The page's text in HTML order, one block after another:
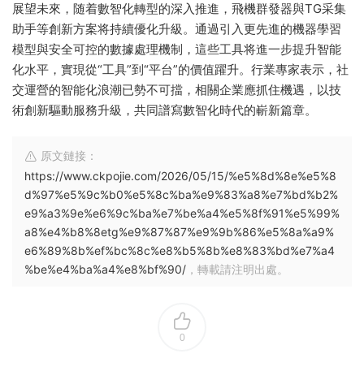
展望未來，随着數智化轉型的深入推進，飛機群發器與TG采集
助手等創新方案将持續優化升級。通過引入更先進的機器學習
模型與安全可控的數據處理機制，這些工具将進一步提升智能
化水平，實現從“工具”到“平台”的價值躍升。行業專家表示，社
交運營的智能化浪潮已勢不可擋，相關企業應抓住機遇，以技
術創新驅動服務升級，共同譜寫數智化時代的嶄新篇章。
原文鏈接：
https://www.ckpojie.com/2026/05/15/%e5%8d%8e%e5%8
d%97%e5%9c%b0%e5%8c%ba%e9%83%a8%e7%bd%b2%
e9%a3%9e%e6%9c%ba%e7%be%a4%e5%8f%91%e5%99%
a8%e4%b8%8etg%e9%87%87%e9%9b%86%e5%8a%a9%
e6%89%8b%ef%bc%8c%e8%b5%8b%e8%83%bd%e7%a4
%be%e4%ba%a4%e8%bf%90/ ，轉載請注明出處。
0